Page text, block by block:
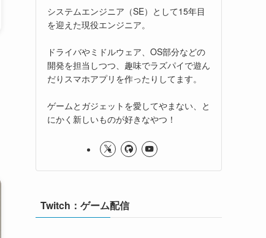
システムエンジニア（SE）として15年目
を迎えた現役エンジニア。
ドライバやミドルウェア、OS部分などの
開発を担当しつつ、趣味でラズパイで遊ん
だりスマホアプリを作ったりしてます。
ゲームとガジェットを愛してやまない、と
にかく新しいものが好きなやつ！
Twitch：ゲーム配信